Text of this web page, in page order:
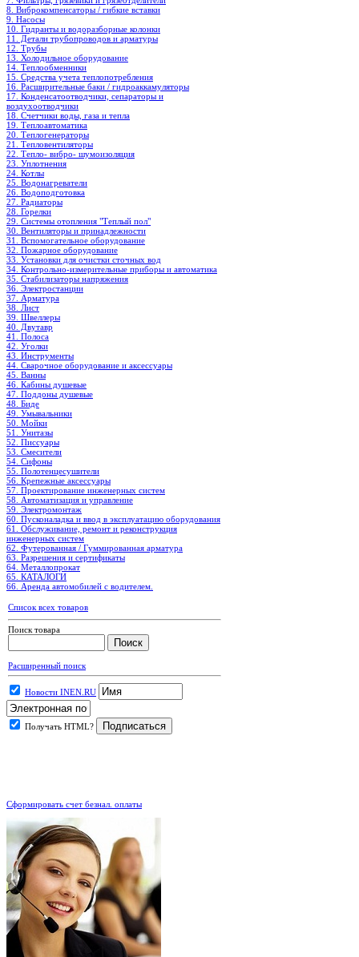
8. Виброкомпенсаторы / гибкие вставки
9. Насосы
10. Гидранты и водоразборные колонки
11. Детали трубопроводов и арматуры
12. Трубы
13. Холодильное oборудование
14. Теплообменники
15. Средства учета теплопотребления
16. Расширительные баки / гидроаккамуляторы
17. Конденсатоотводчики, сепараторы и
воздухоотводчики
18. Счетчики воды, газа и тепла
19. Теплоавтоматика
20. Теплогенераторы
21. Тепловентиляторы
22. Тепло- вибро- шумоизоляция
23. Уплотнения
24. Котлы
25. Водонагреватели
26. Водоподготовка
27. Радиаторы
28. Горелки
29. Системы отопления "Теплый пол"
30. Вентиляторы и принадлежности
31. Вспомогательное оборудование
32. Пожарное оборудование
33. Установки для очистки сточных вод
34. Контрольно-измерительные приборы и автоматика
35. Стабилизаторы напряжения
36. Электростанции
37. Арматура
38. Лист
39. Швеллеры
40. Двутавр
41. Полоса
42. Уголки
43. Инструменты
44. Сварочное оборудование и аксессуары
45. Ванны
46. Кабины душевые
47. Поддоны душевые
48. Биде
49. Умывальники
50. Мойки
51. Унитазы
52. Писсуары
53. Смесители
54. Сифоны
55. Полотенцесушители
56. Крепежные аксессуары
57. Проектирование инженерных систем
58. Автоматизация и управление
59. Электромонтаж
60. Пусконаладка и ввод в эксплуатацию оборудования
61. Обслуживание, ремонт и реконструкция
инженерных систем
62. Футерованная / Гуммированная арматура
63. Разрешения и сертификаты
64. Металлопрокат
65. КАТАЛОГИ
66. Аренда автомобилей с водителем.
Список всех товаров
Поиск товара
Расширенный поиск
Новости INEN.RU
Получать HTML?
Сформировать счет безнал. оплаты